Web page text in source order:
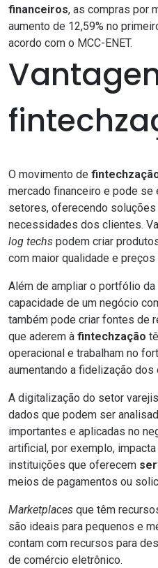
financeiros, as compras por
aumento de 12,59% no
acordo com o MCC-ENET.
O movimento de
mercado financeiro e pode
setores, oferecendo
necessidades dos clientes.
log techs podem criar
com maior qualidade e preços
Além de ampliar o portfólio
capacidade de um negócio
também pode criar fontes de
que aderem à fintechzação
operacional e trabalham no
aumentando a fidelização dos
A digitalização do setor
dados que podem ser
importantes e aplicadas no
artificial, por exemplo,
instituições que oferecem
meios de pagamentos ou
Marketplaces que têm
são ideais para pequenos e
contam com recursos para
de comércio eletrônico.